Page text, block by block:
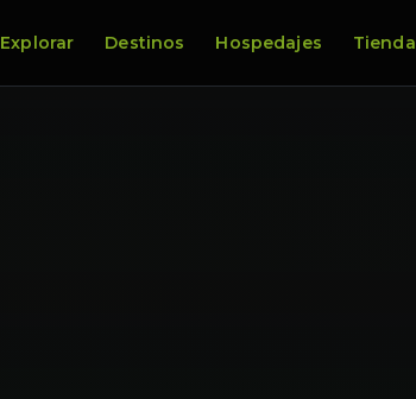
Explorar Destinos Hospedajes Tienda